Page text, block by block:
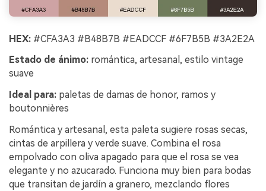
HEX: #CFA3A3 #B48B7B #EADCCF #6F7B5B #3A2E2A
Estado de ánimo: romántica, artesanal, estilo vintage
suave
Ideal para: paletas de damas de honor, ramos y
boutonnières
Romántica y artesanal, esta paleta sugiere rosas secas,
cintas de arpillera y verde suave. Combina el rosa
empolvado con oliva apagado para que el rosa se vea
elegante y no azucarado. Funciona muy bien para bodas
que transitan de jardín a granero, mezclando flores